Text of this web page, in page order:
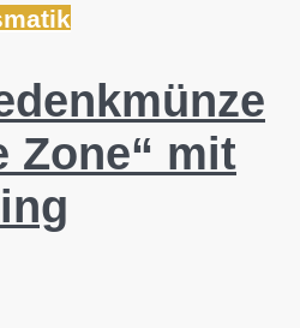
Zone“ mit